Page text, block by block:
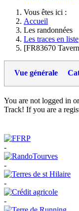
Vous êtes ici :
Accueil
Les randonnées
Les traces en liste
[FR83670
Vue générale
You are not logged in
Track! If you are a
-
-
-
-